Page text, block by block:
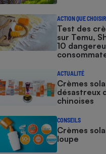
ACTION QUE
Test des
sur Temu,
10
ACTUALITÉ
Crèmes
désastreux
chinoises
CONSEILS
Crèmes
loupe